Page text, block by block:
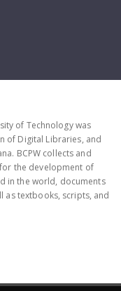
of Technology was
of Digital Libraries, and
BCPW collects and
the development of
in the world, documents
as textbooks, scripts, and